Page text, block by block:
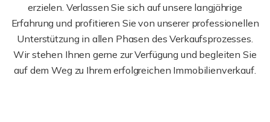
erzielen. Verlassen Sie sich auf unsere langjährige
Erfahrung und profitieren Sie von unserer professionellen
Unterstützung in allen Phasen des Verkaufsprozesses.
Wir stehen Ihnen gerne zur Verfügung und begleiten Sie
auf dem Weg zu Ihrem erfolgreichen Immobilienverkauf.